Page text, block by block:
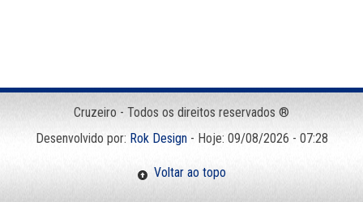
Cruzeiro - Todos os direitos reservados ®
Desenvolvido por: Rok Design- Hoje: 09/08/2026 - 07:28
Voltar ao topo